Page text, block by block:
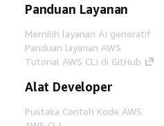
Panduan Layanan
Memilih layanan AI generatif
Panduan layanan AWS
Tutorial AWS CLI di GitHub
Alat Developer
Pustaka Contoh Kode AWS